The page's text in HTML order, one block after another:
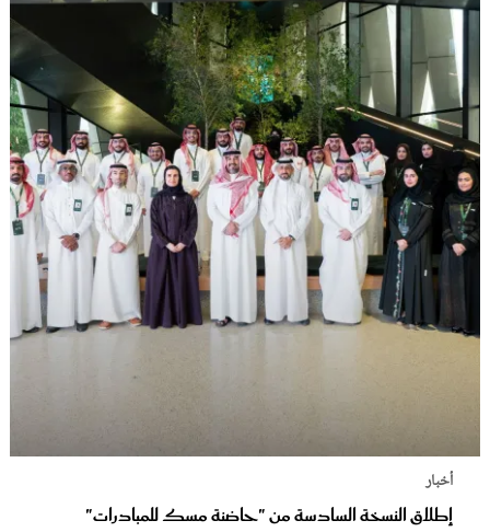
أخبار
إطلاق النسخة السادسة من "حاضنة مسك للمبادرات"